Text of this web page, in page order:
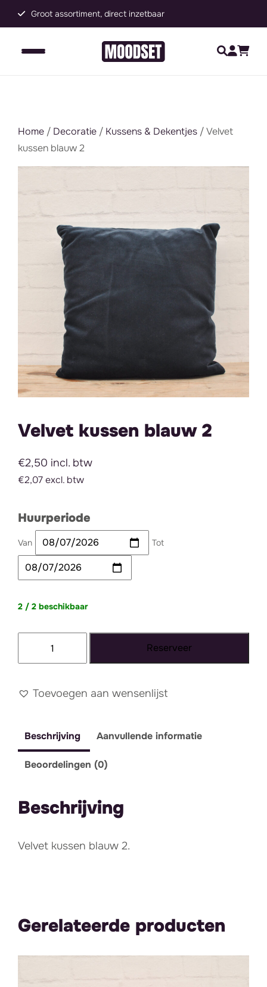
Groot assortiment, direct inzetbaar
Home / Decoratie / Kussens & Dekentjes / Velvet
kussen blauw 2
Velvet kussen blauw 2
€2,50 incl. btw
€2,07 excl. btw
Huurperiode
Van Tot
2 / 2 beschikbaar
2
Reserveer
Toevoegen aan wensenlijst
Beschrijving Aanvullende informatie
Beoordelingen (0)
Beschrijving
Velvet kussen blauw 2.
Gerelateerde producten